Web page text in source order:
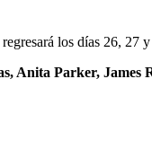
los días 26, 27
Anita Parker, James